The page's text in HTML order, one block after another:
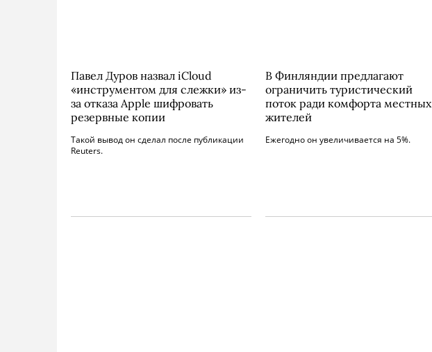
Павел Дуров назвал iCloud
«инструментом для слежки» из-
за отказа Apple шифровать
резервные копии
Такой вывод он сделал после публикации
Reuters.
В Финляндии предлагают
ограничить туристический
поток ради комфорта местных
жителей
Ежегодно он увеличивается на 5%.